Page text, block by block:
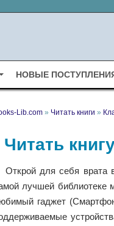
НОВЫЕ
Lib.com » Читать книги »
Читать
Открой для себя врата
лучшей библиотеке
гаджет